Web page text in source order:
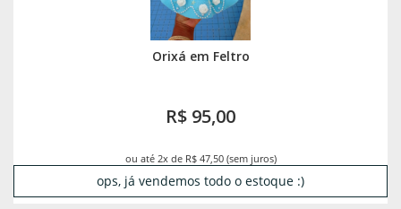
Orixá em Feltro
R$ 95,00
ou até 2x de R$ 47,50 (sem juros)
ops, já vendemos todo o estoque :)